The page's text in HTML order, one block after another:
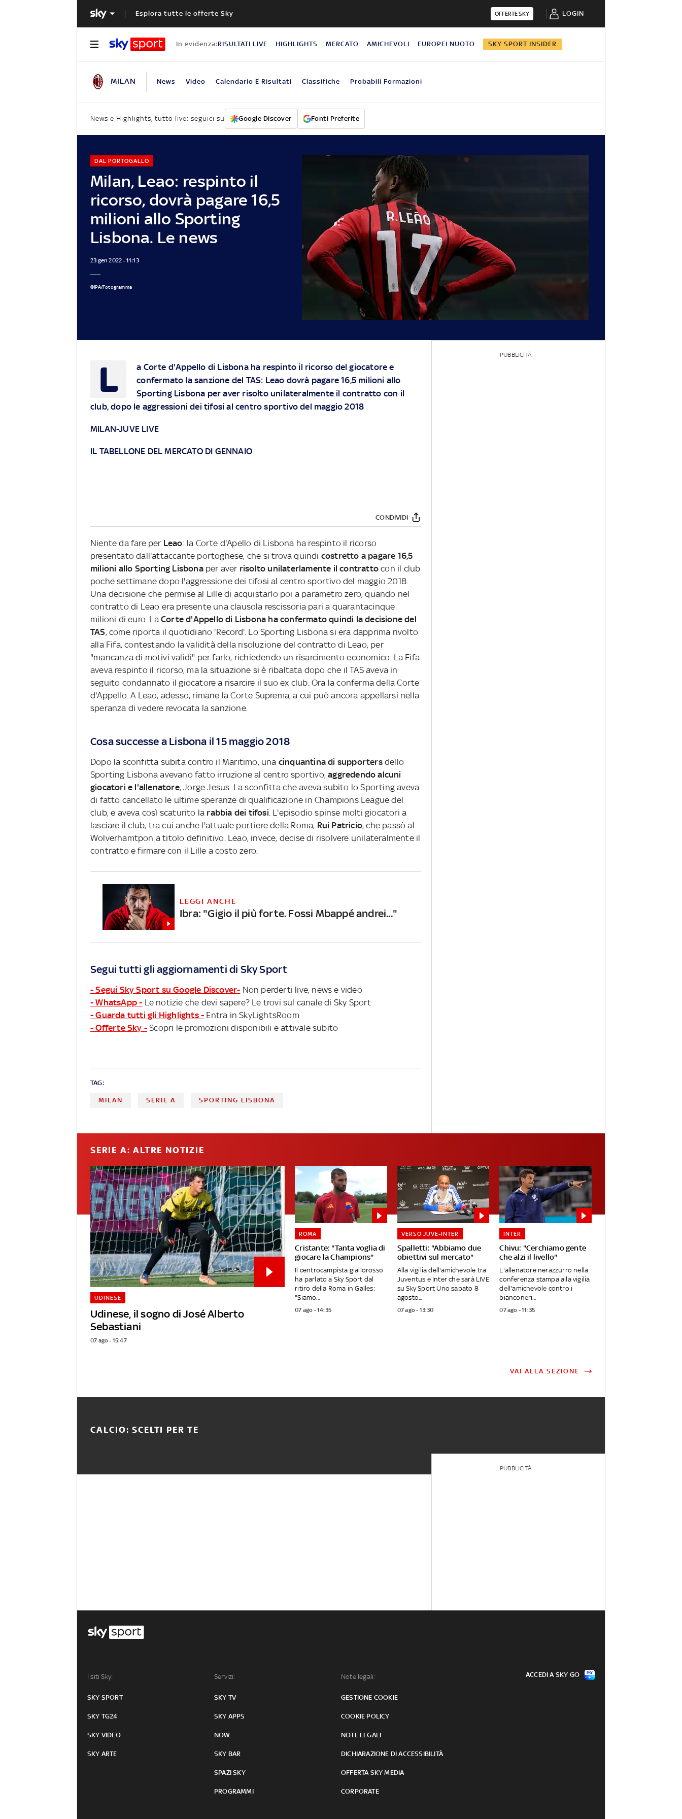
Esplora tutte le offerte Sky OFFERTE SKY LOGIN
In evidenza:RISULTATI LIVE HIGHLIGHTS MERCATO AMICHEVOLI EUROPEI NUOTO SKY SPORT INSIDER
MILAN News Video Calendario E Risultati Classifiche Probabili Formazioni
News e Highlights, tutto live: seguici su Google Discover Fonti Preferite
Milan, Leao: respinto il
ricorso, dovrà pagare 16,5
milioni allo Sporting
Lisbona. Le news
DAL PORTOGALLO
23 gen 2022 - 11:13
©IPA/Fotogramma
L
a Corte d'Appello di Lisbona ha respinto il ricorso del giocatore e
confermato la sanzione del TAS: Leao dovrà pagare 16,5 milioni allo
Sporting Lisbona per aver risolto unilateralmente il contratto con il
club, dopo le aggressioni dei tifosi al centro sportivo del maggio 2018
MILAN-JUVE LIVE
IL TABELLONE DEL MERCATO DI GENNAIO
CONDIVIDI
Niente da fare per Leao: la Corte d'Apello di Lisbona ha respinto il ricorso
presentato dall'attaccante portoghese, che si trova quindi costretto a pagare 16,5
milioni allo Sporting Lisbonaper aver risolto unilaterlamente il contratto con il club
poche settimane dopo l'aggressione dei tifosi al centro sportivo del maggio 2018.
Una decisione che permise al Lille di acquistarlo poi a parametro zero, quando nel
contratto di Leao era presente una clausola rescissoria pari a quarantacinque
milioni di euro. LaCorte d'Appello di Lisbona ha confermato quindi la decisione del
TAS, come riporta il quotidiano 'Record'. Lo Sporting Lisbona si era dapprima rivolto
alla Fifa, contestando la validità della risoluzione del contratto di Leao, per
"mancanza di motivi validi" per farlo, richiedendo un risarcimento economico. La Fifa
aveva respinto il ricorso, ma la situazione si è ribaltata dopo che il TAS aveva in
seguito condannato il giocatore a risarcire il suo ex club. Ora la conferma della Corte
d'Appello. A Leao, adesso, rimane la Corte Suprema, a cui può ancora appellarsi nella
speranza di vedere revocata la sanzione.
Cosa successe a Lisbona il 15 maggio 2018
Dopo la sconfitta subita contro il Maritimo, una cinquantina di supportersdello
Sporting Lisbona avevano fatto irruzione al centro sportivo,aggredendo alcuni
giocatori e l'allenatore, Jorge Jesus. La sconfitta che aveva subito lo Sporting aveva
di fatto cancellato le ultime speranze di qualificazione in Champions League del
club, e aveva così scaturito la rabbia dei tifosi. L'episodio spinse molti giocatori a
lasciare il club, tra cui anche l'attuale portiere della Roma, Rui Patricio, che passò al
Wolverhamtpon a titolo definitivo. Leao, invece, decise di risolvere unilateralmente il
contratto e firmare con il Lille a costo zero.
LEGGI ANCHE
Ibra: "Gigio il più forte. Fossi Mbappé andrei..."
Segui tutti gli aggiornamenti di Sky Sport
- Segui Sky Sport su Google Discover- Non perderti live, news e video
- WhatsApp - Le notizie che devi sapere? Le trovi sul canale di Sky Sport
- Guarda tutti gli Highlights - Entra in SkyLightsRoom
- Offerte Sky - Scopri le promozioni disponibili e attivale subito
TAG:
MILAN SERIE A SPORTING LISBONA
PUBBLICITÀ
SERIE A: ALTRE NOTIZIE
Udinese, il sogno di José Alberto
Sebastiani
UDINESE
07 ago - 15:47
Cristante: "Tanta voglia di
giocare la Champions"
ROMA
Il centrocampista giallorosso
ha parlato a Sky Sport dal
ritiro della Roma in Galles:
"Siamo...
07 ago - 14:35
Spalletti: "Abbiamo due
obiettivi sul mercato"
VERSO JUVE-INTER
Alla vigilia dell'amichevole tra
Juventus e Inter che sarà LIVE
su Sky Sport Uno sabato 8
agosto...
07 ago - 13:30
Chivu: "Cerchiamo gente
che alzi il livello"
INTER
L'allenatore nerazzurro nella
conferenza stampa alla vigilia
dell'amichevole contro i
bianconeri...
07 ago - 11:35
VAI ALLA SEZIONE
CALCIO: SCELTI PER TE
PUBBLICITÀ
I siti Sky:
SKY SPORT
SKY TG24
SKY VIDEO
SKY ARTE
Servizi:
SKY TV
SKY APPS
NOW
SKY BAR
SPAZI SKY
PROGRAMMI
Note legali:
GESTIONE COOKIE
COOKIE POLICY
NOTE LEGALI
DICHIARAZIONE DI ACCESSIBILITÀ
OFFERTA SKY MEDIA
CORPORATE
ACCEDI A SKY GO